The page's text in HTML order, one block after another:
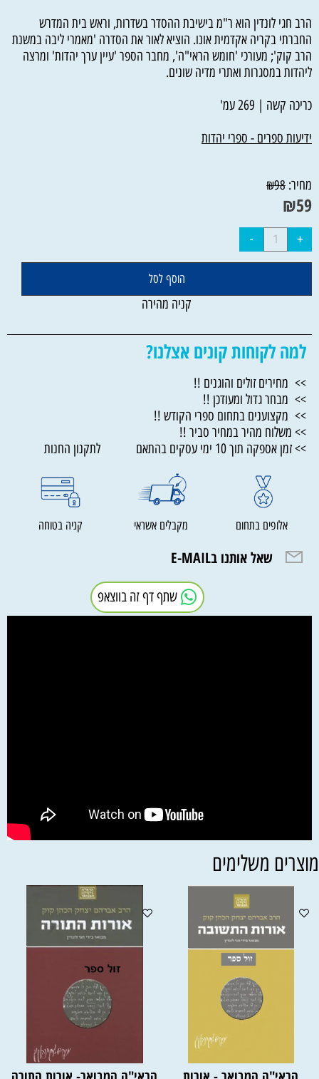
הרב חגי לונדין הוא ר"מ בישיבת ההסדר בשדרות, וראש בית המדרש
החברתי בקריה אקדמית אונו. הוציא לאור את הסדרה 'מאמרי ליבה במשנת
הרב קוק'; מעורכי 'חומש הראי"ה', מחבר הספר 'עיין ערך יהדות' ומרצה
ליהדות במסגרות ואתרי מדיה שונים.
כריכה קשה | 269 עמ'
ידיעות ספרים - ספרי יהדות
מחיר: ₪98
₪59
הוסף לסל
קניה מהירה
למה לקוחות קונים אצלנו?
>> מחירים זולים והוגנים !!
>> מבחר גדול ומעודכן !!
>> מקצוענים בתחום ספרי הקודש !!
>> משלוח מהיר במחיר סביר !!
>> זמן אספקה תוך 10 ימי עסקים בהתאם לתקנון החנות
אלופים בתחום מקבלים אשראי קניה בטוחה
שאל אותנו בE-MAIL
שתף דף זה בווצאפ
משלימים